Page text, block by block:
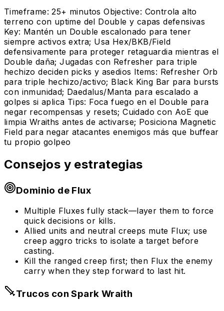
Timeframe: 25+ minutos Objective: Controla alto
terreno con uptime del Double y capas defensivas
Key: Mantén un Double escalonado para tener
siempre activos extra; Usa Hex/BKB/Field
defensivamente para proteger retaguardia mientras el
Double daña; Jugadas con Refresher para triple
hechizo deciden picks y asedios Items: Refresher Orb
para triple hechizo/activo; Black King Bar para bursts
con inmunidad; Daedalus/Manta para escalado a
golpes si aplica Tips: Foca fuego en el Double para
negar recompensas y resets; Cuidado con AoE que
limpia Wraiths antes de activarse; Posiciona Magnetic
Field para negar atacantes enemigos más que buffear
tu propio golpeo
Consejos y estrategias
Dominio de Flux
Multiple Fluxes fully stack—layer them to force
quick decisions or kills.
Allied units and neutral creeps mute Flux; use
creep aggro tricks to isolate a target before
casting.
Kill the ranged creep first; then Flux the enemy
carry when they step forward to last hit.
Trucos con Spark Wraith